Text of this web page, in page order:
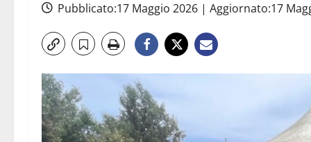
Pubblicato:17 Maggio 2026 | Aggiornato:17